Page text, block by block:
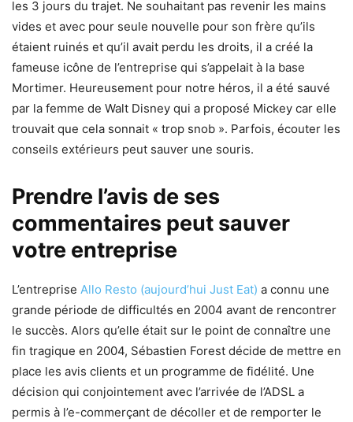
les 3 jours du trajet. Ne souhaitant pas revenir les mains
vides et avec pour seule nouvelle pour son frère qu’ils
étaient ruinés et qu’il avait perdu les droits, il a créé la
fameuse icône de l’entreprise qui s’appelait à la base
Mortimer. Heureusement pour notre héros, il a été sauvé
par la femme de Walt Disney qui a proposé Mickey car elle
trouvait que cela sonnait « trop snob ». Parfois, écouter les
conseils extérieurs peut sauver une souris.
Prendre l’avis de ses
commentaires peut sauver
votre entreprise
L’entreprise Allo Resto (aujourd’hui Just Eat) a connu une
grande période de difficultés en 2004 avant de rencontrer
le succès. Alors qu’elle était sur le point de connaître une
fin tragique en 2004, Sébastien Forest décide de mettre en
place les avis clients et un programme de fidélité. Une
décision qui conjointement avec l’arrivée de l’ADSL a
permis à l’e-commerçant de décoller et de remporter le